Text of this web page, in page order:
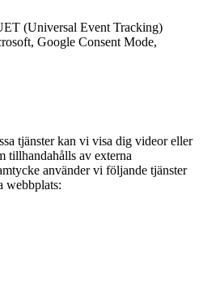
(Universal Event Tracking)
Google Consent Mode,
tjänster kan vi visa dig videor eller
tillhandahålls av externa
använder vi följande tjänster
webbplats: